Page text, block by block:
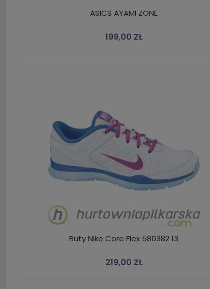
ASICS AYAMI ZONE
199,00 ZŁ
Buty Nike Core Flex 580382 13
219,00 ZŁ